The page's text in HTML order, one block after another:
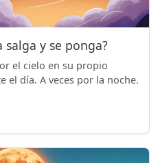
salga y se ponga?
el cielo en su propio
el día. A veces por la noche.